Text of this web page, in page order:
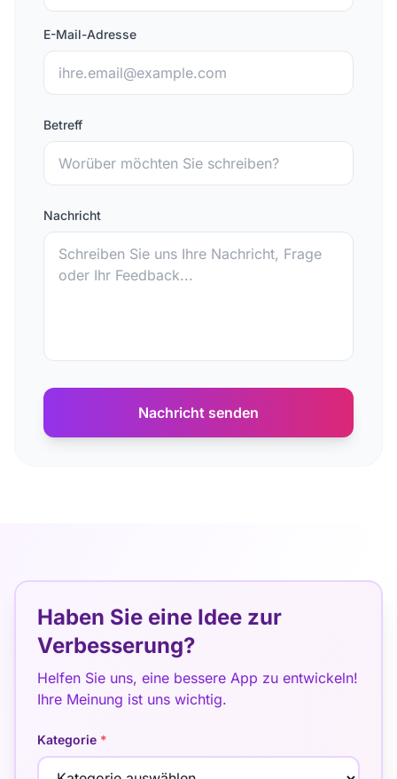
E-Mail-Adresse
Betreff
Nachricht
Nachricht senden
Haben Sie eine Idee zur
Verbesserung?
Helfen Sie uns, eine bessere App zu entwickeln!
Ihre Meinung ist uns wichtig.
Kategorie *